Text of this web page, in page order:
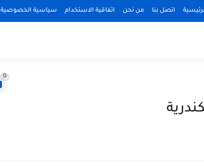
اتصل بنا من نحن اتفاقية الاستخدام سياسية الخصوصية
0